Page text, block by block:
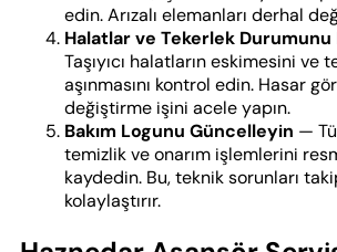
edin. Arızalı elemanları derhal
Halatlar ve Tekerlek
Taşıyıcı halatların eskimesini ve
aşınmasını kontrol edin. Hasar
değiştirme işini acele yapın.
Bakım Logunu Güncelleyin —
temizlik ve onarım işlemlerini
kaydedin. Bu, teknik sorunları
kolaylaştırır.